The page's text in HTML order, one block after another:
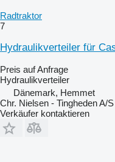
Radtraktor
7
Hydraulikverteiler für
Preis auf Anfrage
Hydraulikverteiler
Dänemark, Hemmet
Chr. Nielsen - Tingheden A/S
Verkäufer kontaktieren